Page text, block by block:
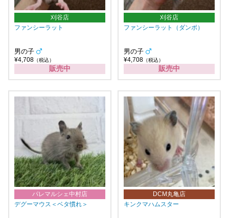
刈谷店
ファンシーラット
男の子
¥4,708 （税込）
販売中
刈谷店
ファンシーラット（ダンボ）
男の子
¥4,708 （税込）
販売中
パレマルシェ中村店
デグーマウス＜ベタ慣れ＞
DCM丸亀店
キンクマハムスター